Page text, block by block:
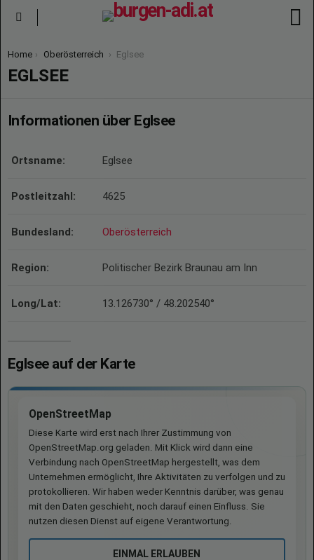
You are here:
Home Oberösterreich Eglsee
EGLSEE
Informationen über Eglsee
Ortsname: Eglsee
Postleitzahl: 4625
Bundesland: Oberösterreich
Region: Politischer Bezirk Braunau am Inn
Long/Lat: 13.126730° / 48.202540°
Eglsee auf der Karte
OpenStreetMap
Diese Karte wird erst nach Ihrer Zustimmung von
OpenStreetMap.org geladen. Mit Klick wird dann eine
Verbindung nach OpenStreetMap hergestellt, was dem
Unternehmen ermöglicht, Ihre Aktivitäten zu verfolgen und zu
protokollieren. Wir haben weder Kenntnis darüber, was genau
mit den Daten geschieht, noch darauf einen Einfluss. Sie
nutzen diesen Dienst auf eigene Verantwortung.
EINMAL ERLAUBEN